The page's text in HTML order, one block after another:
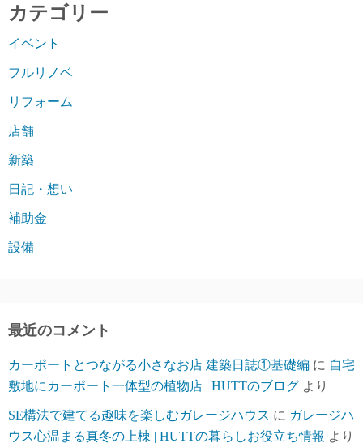
カテゴリー
イベント
フルリノベ
リフォーム
店舗
新築
日記・想い
補助金
設備
最近のコメント
カーポートとつながる小さなお店 建築日誌①基礎編 に 自宅
敷地にカーポート一体型の植物店 | HUTTのブログ より
SE構法で建てる趣味を楽しむガレージハウス に ガレージハ
ウス心温まる真冬の上棟 | HUTTの暮らしお役立ち情報 より